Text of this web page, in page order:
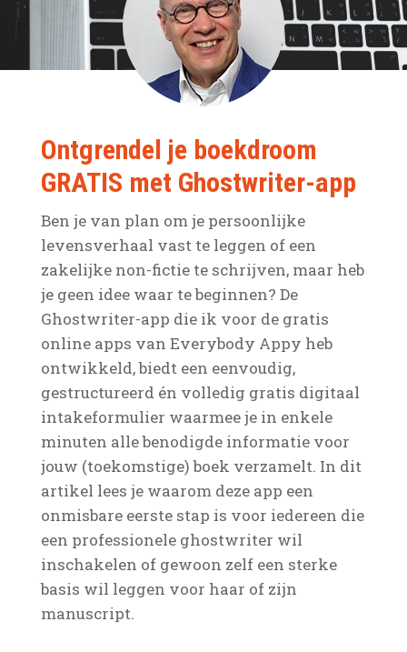
Ontgrendel je boekdroom
GRATIS met Ghostwriter-app
Ben je van plan om je persoonlijke
levensverhaal vast te leggen of een
zakelijke non-fictie te schrijven, maar heb
je geen idee waar te beginnen? De
Ghostwriter-app die ik voor de gratis
online apps van Everybody Appy heb
ontwikkeld, biedt een eenvoudig,
gestructureerd én volledig gratis digitaal
intakeformulier waarmee je in enkele
minuten alle benodigde informatie voor
jouw (toekomstige) boek verzamelt. In dit
artikel lees je waarom deze app een
onmisbare eerste stap is voor iedereen die
een professionele ghostwriter wil
inschakelen of gewoon zelf een sterke
basis wil leggen voor haar of zijn
manuscript.